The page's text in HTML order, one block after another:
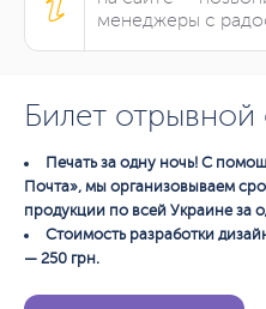
менеджеры с
Билет
Печать за одну ночь! С
Почта», мы организовываем
продукции по всей Украине за
Стоимость разработки
— 250 грн.